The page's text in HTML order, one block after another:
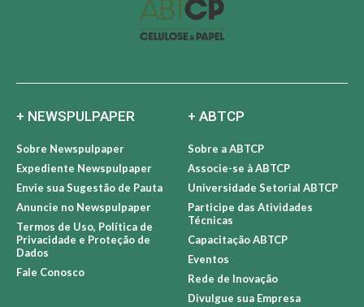
+ NEWSPULPAPER
Sobre Newspulpaper
Expediente Newspulpaper
Envie sua Sugestão de Pauta
Anuncie no Newspulpaper
Termos de Uso, Política de
Privacidade e Proteção de
Dados
Fale Conosco
+ ABTCP
Sobre a ABTCP
Associe-se à ABTCP
Universidade Setorial ABTCP
Participe das Atividades
Técnicas
Capacitação ABTCP
Eventos
Rede de Inovação
Divulgue sua Empresa